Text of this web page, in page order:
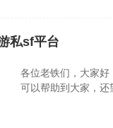
私sf平台
各位老铁们，大家
可以帮助到大家，